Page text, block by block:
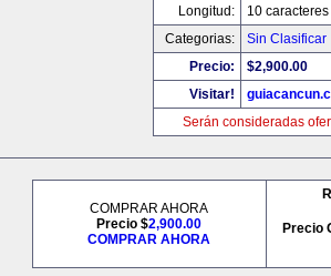
Longitud:
10 caracteres
Categorias:
Sin Clasificar
Precio:
$2,900.00
Visitar!
Serán consideradas
COMPRAR AHORA
Precio $2,900.00
COMPRAR AHORA
Precio